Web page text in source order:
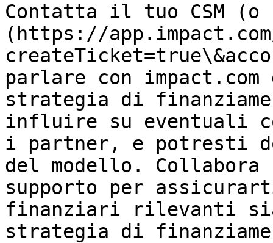
Contatta il tuo CSM
(https://
parlare con
strategia di
influire su eventuali
i partner, e potresti
del modello.
supporto per
finanziari rilevanti
strategia di